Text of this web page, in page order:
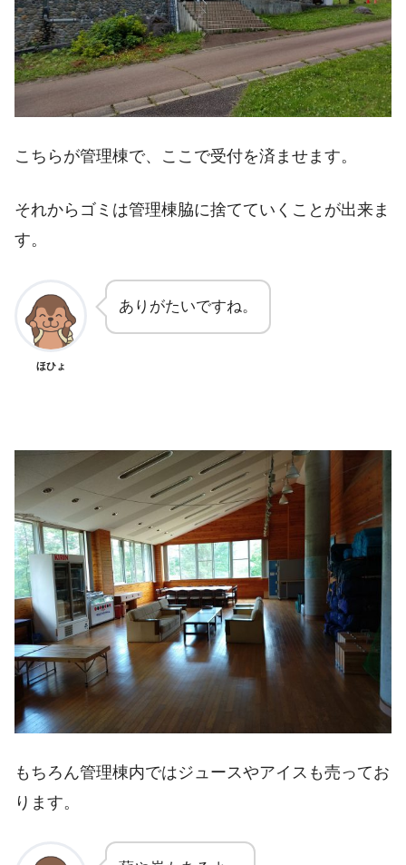
こちらが管理棟で、ここで受付を済ませます。
それからゴミは管理棟脇に捨てていくことが出来ま
す。
ほひょ
ありがたいですね。
もちろん管理棟内ではジュースやアイスも売ってお
ります。